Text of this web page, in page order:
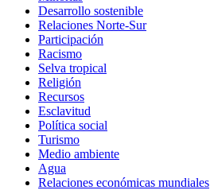
Desarrollo sostenible
Relaciones Norte-Sur
Participación
Racismo
Selva tropical
Religión
Recursos
Esclavitud
Política social
Turismo
Medio ambiente
Agua
Relaciones económicas mundiales